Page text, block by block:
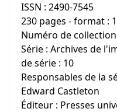
ISSN : 2490-7545
230 pages - format :
Numéro de
Série : Archives de
de série : 10
Responsables de la
Edward Castleton
Éditeur : Presses